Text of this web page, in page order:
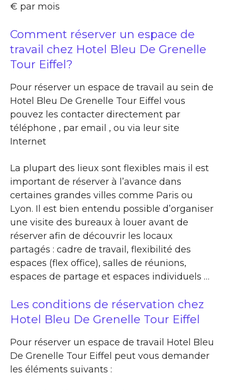
€ par mois
Comment réserver un espace de
travail chez Hotel Bleu De Grenelle
Tour Eiffel?
Pour réserver un espace de travail au sein de
Hotel Bleu De Grenelle Tour Eiffel vous
pouvez les contacter directement par
téléphone , par email , ou via leur site
Internet
La plupart des lieux sont flexibles mais il est
important de réserver à l’avance dans
certaines grandes villes comme Paris ou
Lyon. Il est bien entendu possible d’organiser
une visite des bureaux à louer avant de
réserver afin de découvrir les locaux
partagés : cadre de travail, flexibilité des
espaces (flex office), salles de réunions,
espaces de partage et espaces individuels …
Les conditions de réservation chez
Hotel Bleu De Grenelle Tour Eiffel
Pour réserver un espace de travail Hotel Bleu
De Grenelle Tour Eiffel peut vous demander
les éléments suivants :